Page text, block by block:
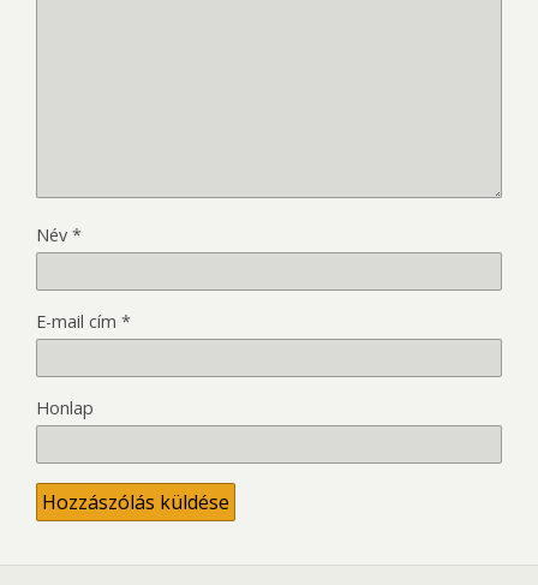
Név *
E-mail cím *
Honlap